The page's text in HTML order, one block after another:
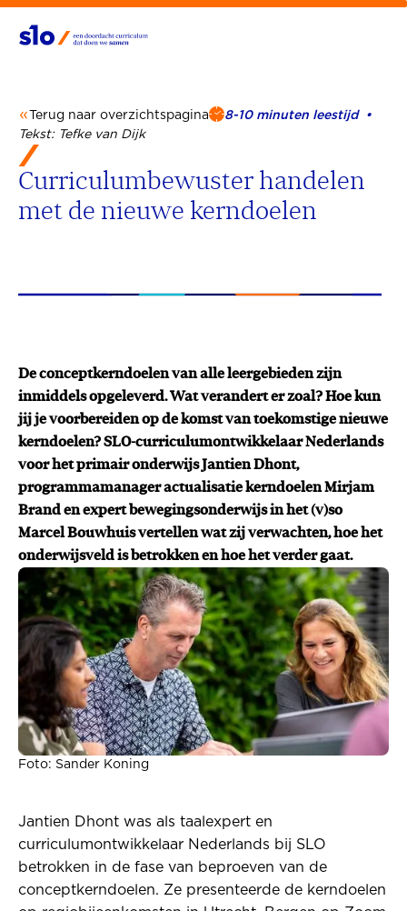
Terug naar overzichtspagina
8-10 minuten leestijd •
Tekst: Tefke van Dijk
Curriculumbewuster handelen
met de nieuwe kerndoelen
De conceptkerndoelen van alle leergebieden zijn
inmiddels opgeleverd. Wat verandert er zoal? Hoe kun
jij je voorbereiden op de komst van toekomstige nieuwe
kerndoelen? SLO-curriculumontwikkelaar Nederlands
voor het primair onderwijs Jantien Dhont,
programmamanager actualisatie kerndoelen Mirjam
Brand en expert bewegingsonderwijs in het (v)so
Marcel Bouwhuis vertellen wat zij verwachten, hoe het
onderwijsveld is betrokken en hoe het verder gaat.
Foto: Sander Koning
Jantien Dhont was als taalexpert en
curriculumontwikkelaar Nederlands bij SLO
betrokken in de fase van beproeven van de
conceptkerndoelen. Ze presenteerde de kerndoelen